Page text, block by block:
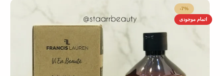
-7%
اتمام موجودی